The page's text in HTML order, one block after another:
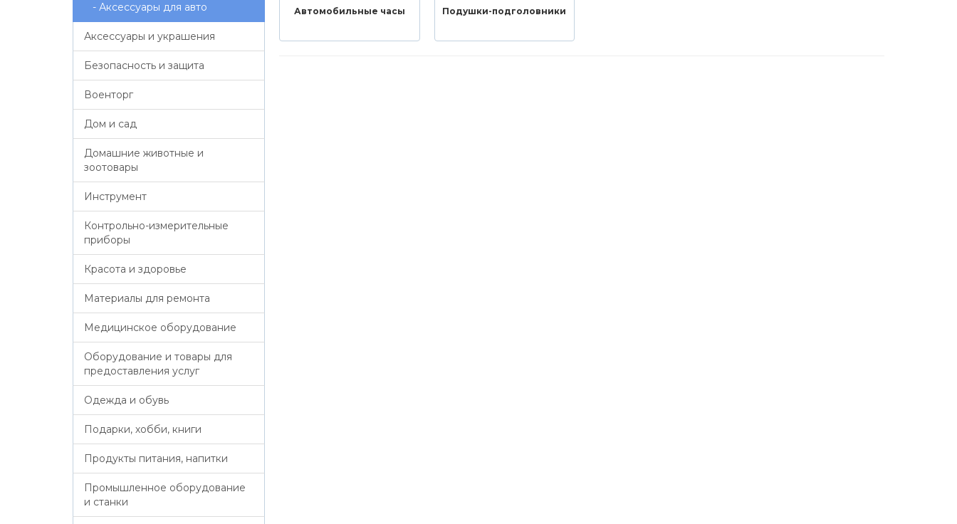
- Аксессуары для авто
Аксессуары и украшения
Безопасность и защита
Военторг
Дом и сад
Домашние животные и
зоотовары
Инструмент
Контрольно-измерительные
приборы
Красота и здоровье
Материалы для ремонта
Медицинское оборудование
Оборудование и товары для
предоставления услуг
Одежда и обувь
Подарки, хобби, книги
Продукты питания, напитки
Промышленное оборудование
и станки
Автомобильные часы Подушки-подголовники